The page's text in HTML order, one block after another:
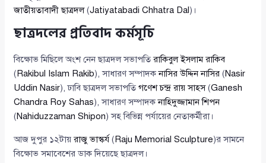
জাতীয়তাবাদী ছাত্রদল(Jatiyatabadi Chhatra Dal)।
ছাত্রদলের প্রতিবাদ কর্মসূচি
বিক্ষোভ মিছিলে অংশ নেন ছাত্রদল সভাপতিরাকিবুল ইসলাম রাকিব
(Rakibul Islam Rakib), সাধারণ সম্পাদকনাসির উদ্দিন নাসির (Nasir
Uddin Nasir), ঢাবি ছাত্রদল সভাপতিগণেশ চন্দ্র রায় সাহস(Ganesh
Chandra Roy Sahas), সাধারণ সম্পাদকনাহিদুজ্জামান শিপন
(Nahiduzzaman Shipon) সহ বিভিন্ন পর্যায়ের নেতাকর্মীরা।
আজ দুপুর ১২টায়রাজু ভাস্কর্য (Raju Memorial Sculpture)র সামনে
বিক্ষোভ সমাবেশের ডাক দিয়েছে ছাত্রদল।